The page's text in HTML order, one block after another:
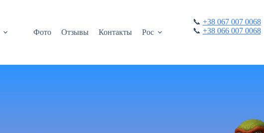
Фото Отзывы Контакты Рос
📞 +38 067 007 0068
📞 +38 066 007 0068